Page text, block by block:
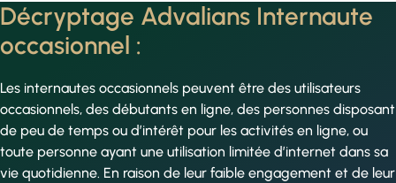
Décryptage Advalians Internaute
occasionnel :
Les internautes occasionnels peuvent être des utilisateurs
occasionnels, des débutants en ligne, des personnes disposant
de peu de temps ou d’intérêt pour les activités en ligne, ou
toute personne ayant une utilisation limitée d’internet dans sa
vie quotidienne. En raison de leur faible engagement et de leur